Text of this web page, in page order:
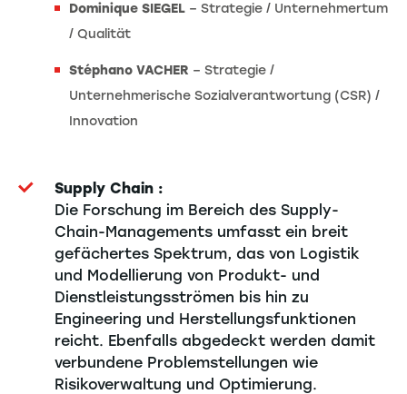
Dominique SIEGEL – Strategie / Unternehmertum
/ Qualität
Stéphano VACHER – Strategie /
Unternehmerische Sozialverantwortung (CSR) /
Innovation
Supply Chain :
Die Forschung im Bereich des Supply-
Chain-Managements umfasst ein breit
gefächertes Spektrum, das von Logistik
und Modellierung von Produkt- und
Dienstleistungsströmen bis hin zu
Engineering und Herstellungsfunktionen
reicht. Ebenfalls abgedeckt werden damit
verbundene Problemstellungen wie
Risikoverwaltung und Optimierung.